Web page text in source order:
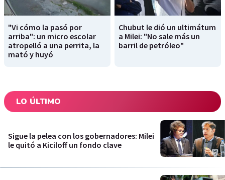
"Vi cómo la pasó por
arriba": un micro escolar
atropelló a una perrita, la
mató y huyó
Chubut le dió un ultimátum
a Milei: "No sale más un
barril de petróleo"
LO ÚLTIMO
Sigue la pelea con los gobernadores: Milei
le quitó a Kiciloff un fondo clave